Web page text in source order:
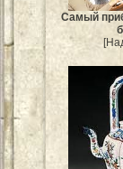
Самый